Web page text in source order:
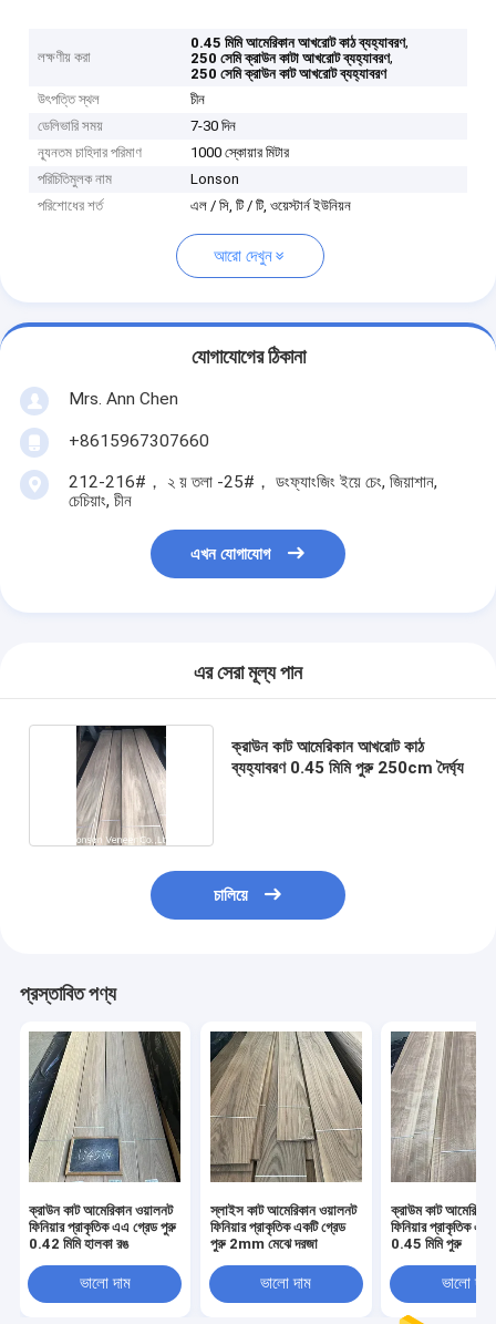
লক্ষণীয় করা
0.45 মিমি আমেরিকান আখরোট কাঠ ব্যহ্যাবরণ,
250 সেমি ক্রাউন কাটা আখরোট ব্যহ্যাবরণ,
250 সেমি ক্রাউন কাট আখরোট ব্যহ্যাবরণ
উৎপত্তি স্থল
চীন
ডেলিভারি সময়
7-30 দিন
ন্যূনতম চাহিদার পরিমাণ
1000 স্কোয়ার মিটার
পরিচিতিমুলক নাম
Lonson
পরিশোধের শর্ত
এল / সি, টি / টি, ওয়েস্টার্ন ইউনিয়ন
আরো দেখুন
যোগাযোগের ঠিকানা
Mrs. Ann Chen
+8615967307660
212-216#， ২ য় তলা -25#， ডংফ্যাংজিং ইয়ে চেং, জিয়াশান,
চেচিয়াং, চীন
এখন যোগাযোগ
এর সেরা মূল্য পান
ক্রাউন কাট আমেরিকান আখরোট কাঠ
ব্যহ্যাবরণ 0.45 মিমি পুরু 250cm দৈর্ঘ্য
চালিয়ে
প্রস্তাবিত পণ্য
ক্রাউন কাট আমেরিকান ওয়ালনট
ফিনিয়ার প্রাকৃতিক এএ গ্রেড পুরু
0.42 মিমি হালকা রঙ
ভালো দাম
স্লাইস কাট আমেরিকান ওয়ালনট
ফিনিয়ার প্রাকৃতিক একটি গ্রেড
পুরু 2mm মেঝে দরজা
ভালো দাম
ক্রাউম কাট
ফিনিয়ার প্রাকৃতিক এ /
0.45 মিমি পুরু
ভালো দাম